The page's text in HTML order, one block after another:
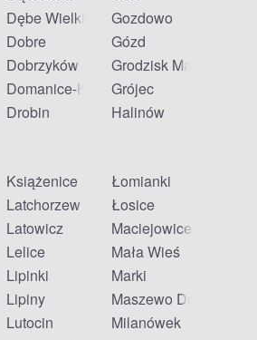
Dębe Wielkie
Dobre
Dobrzyków
Domanice-Kolonia
Drobin
Gozdowo
Gózd
Grodzisk Mazowiecki
Grójec
Halinów
Książenice
Latchorzew
Latowicz
Lelice
Lipinki
Lipiny
Lutocin
Łomianki
Łosice
Maciejowice
Mała Wieś
Marki
Maszewo Duże
Milanówek